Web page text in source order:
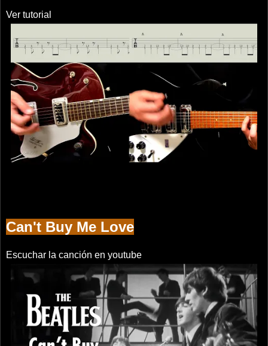
Ver tutorial
Can't Buy Me Love
Escuchar la canción en youtube